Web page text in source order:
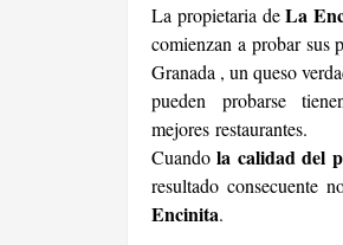
La propietaria deLa
comienzan a probar sus
Granada , un queso
pueden probarse
mejores restaurantes.
Cuandola calidad del
resultado consecuente
Encinita.